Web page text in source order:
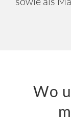
sowie als
Wo